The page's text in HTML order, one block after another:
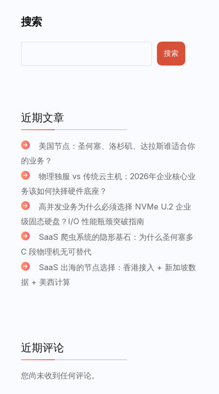
搜索
搜索
近期文章
美国节点：圣何塞、洛杉矶、达拉斯谁适合你
的业务？
物理独服 vs 传统云主机：2026年企业核心业
务该如何抉择硬件底座？
高并发业务为什么必须选择 NVMe U.2 企业
级固态硬盘？I/O 性能瓶颈突破指南
SaaS 爬虫系统的隐形基石：为什么圣何塞多
C 段物理机无可替代
SaaS 出海的节点选择：香港接入 + 新加坡数
据 + 美西计算
近期评论
您尚未收到任何评论。